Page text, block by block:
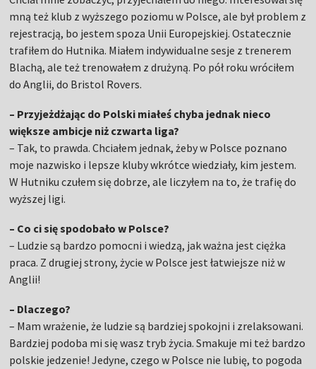
mną też klub z wyższego poziomu w Polsce, ale był problem z
rejestracją, bo jestem spoza Unii Europejskiej. Ostatecznie
trafiłem do Hutnika. Miałem indywidualne sesje z trenerem
Blachą, ale też trenowałem z drużyną. Po pół roku wróciłem
do Anglii, do Bristol Rovers.
– Przyjeżdżając do Polski miałeś chyba jednak nieco
większe ambicje niż czwarta liga?
– Tak, to prawda. Chciałem jednak, żeby w Polsce poznano
moje nazwisko i lepsze kluby wkrótce wiedziały, kim jestem.
W Hutniku czułem się dobrze, ale liczyłem na to, że trafię do
wyższej ligi.
– Co ci się spodobało w Polsce?
– Ludzie są bardzo pomocni i wiedzą, jak ważna jest ciężka
praca. Z drugiej strony, życie w Polsce jest łatwiejsze niż w
Anglii!
– Dlaczego?
– Mam wrażenie, że ludzie są bardziej spokojni i zrelaksowani.
Bardziej podoba mi się wasz tryb życia. Smakuje mi też bardzo
polskie jedzenie! Jedyne, czego w Polsce nie lubię, to pogoda